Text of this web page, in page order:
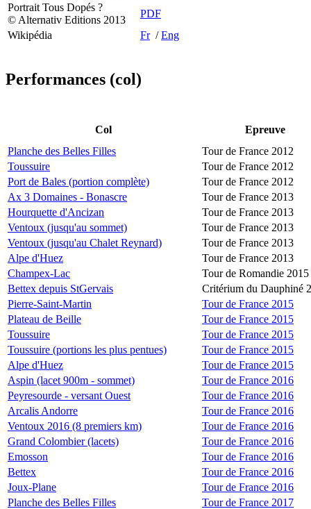
Portrait Tous Dopés ?
© Alternativ Editions 2013
PDF
Wikipédia
Fr/Eng
Performances (col)
Col
Epreuve
Planche des Belles Filles
Tour de France 2012
Toussuire
Tour de France 2012
Port de Bales (portion complète)
Tour de France 2012
Ax 3 Domaines - Bonascre
Tour de France 2013
Hourquette d'Ancizan
Tour de France 2013
Ventoux (jusqu'au sommet)
Tour de France 2013
Ventoux (jusqu'au Chalet Reynard)
Tour de France 2013
Alpe d'Huez
Tour de France 2013
Champex-Lac
Tour de Romandie 2015
Bettex depuis StGervais
Critérium du Dauphiné
Pierre-Saint-Martin
Tour de France 2015
Plateau de Beille
Tour de France 2015
Toussuire
Tour de France 2015
Toussuire (portions les plus pentues)
Tour de France 2015
Alpe d'Huez
Tour de France 2015
Aspin (lacet 900m - sommet)
Tour de France 2016
Peyresourde - versant Ouest
Tour de France 2016
Arcalis Andorre
Tour de France 2016
Ventoux 2016 (8 premiers km)
Tour de France 2016
Grand Colombier (lacets)
Tour de France 2016
Emosson
Tour de France 2016
Bettex
Tour de France 2016
Joux-Plane
Tour de France 2016
Planche des Belles Filles
Tour de France 2017